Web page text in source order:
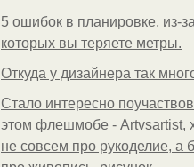
5 ошибок в планировке, из-за
которых вы теряете метры.
Откуда у дизайнера так
Стало интересно
этом флешмобе - Artvsartist,
не совсем про рукоделие, а